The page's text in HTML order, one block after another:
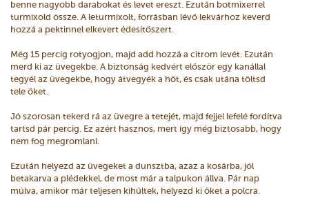
benne nagyobb darabokat és levet ereszt. Ezután botmixerrel
turmixold össze. A leturmixolt, forrásban lévő lekvárhoz keverd
hozzá a pektinnel elkevert édesítőszert.
Még 15 percig rotyogjon, majd add hozzá a citrom levét. Ezután
merd ki az üvegekbe. A biztonság kedvért először egy kanállal
tegyél az üvegekbe, hogy átvegyék a hőt, és csak utána töltsd
tele őket.
Jó szorosan tekerd rá az üvegre a tetejét, majd fejjel lefelé fordítva
tartsd pár percig. Ez azért hasznos, mert így még biztosabb, hogy
nem fog megromlani.
Ezután helyezd az üvegeket a dunsztba, azaz a kosárba, jól
betakarva a plédekkel, de most már a talpukon állva. Pár nap
múlva, amikor már teljesen kihűltek, helyezd ki őket a polcra.